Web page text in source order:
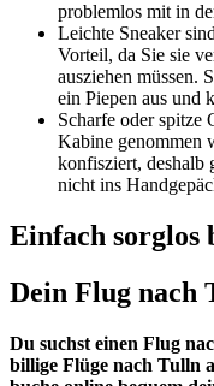
problemlos mit in
Leichte Sneaker
Vorteil, da Sie sie
ausziehen müssen.
ein Piepen aus und
Scharfe oder spitze
Kabine genommen
konfisziert, deshalb
nicht ins
Einfach sorglos
Dein Flug nach
Du suchst einen Flug
billige Flüge nach Tulln